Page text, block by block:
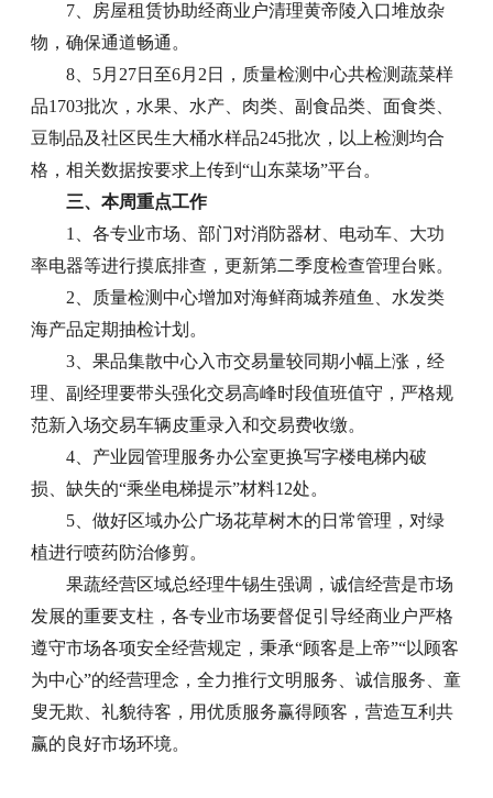
7、房屋租赁协助经商业户清理黄帝陵入口堆放杂
物，确保通道畅通。
8、5月27日至6月2日，质量检测中心共检测蔬菜样
品1703批次，水果、水产、肉类、副食品类、面食类、
豆制品及社区民生大桶水样品245批次，以上检测均合
格，相关数据按要求上传到“山东菜场”平台。
三、本周重点工作
1、各专业市场、部门对消防器材、电动车、大功
率电器等进行摸底排查，更新第二季度检查管理台账。
2、质量检测中心增加对海鲜商城养殖鱼、水发类
海产品定期抽检计划。
3、果品集散中心入市交易量较同期小幅上涨，经
理、副经理要带头强化交易高峰时段值班值守，严格规
范新入场交易车辆皮重录入和交易费收缴。
4、产业园管理服务办公室更换写字楼电梯内破
损、缺失的“乘坐电梯提示”材料12处。
5、做好区域办公广场花草树木的日常管理，对绿
植进行喷药防治修剪。
果蔬经营区域总经理牛锡生强调，诚信经营是市场
发展的重要支柱，各专业市场要督促引导经商业户严格
遵守市场各项安全经营规定，秉承“顾客是上帝”“以顾客
为中心”的经营理念，全力推行文明服务、诚信服务、童
叟无欺、礼貌待客，用优质服务赢得顾客，营造互利共
赢的良好市场环境。